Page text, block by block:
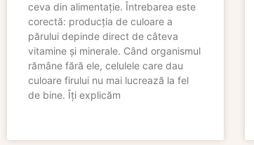
ceva din alimentație. Întrebarea este
corectă: producția de culoare a
părului depinde direct de câteva
vitamine și minerale. Când organismul
rămâne fără ele, celulele care dau
culoare firului nu mai lucrează la fel
de bine. Îți explicăm